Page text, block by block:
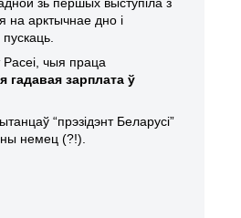
на арктычнае дно і
Расеі, чыя праца
гадавая зарплата ў
“прэзідэнт Беларусі”
немец (?!).